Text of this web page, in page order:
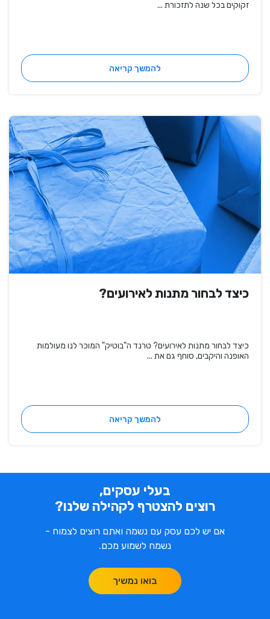
זקוקים בכל שנה לתזכורת ...
להמשך קריאה
כיצד לבחור מתנות לאירועים?
כיצד לבחור מתנות לאירועים? טרנד ה"בוטיק" המוכר לנו מעולמות
האופנה והיקבים, סוחף גם את ...
להמשך קריאה
בעלי עסקים,
רוצים להצטרף לקהילה שלנו?
אם יש לכם עסק עם נשמה ואתם רוצים לצמוח -
נשמח לשמוע מכם.
בואו נמשיך